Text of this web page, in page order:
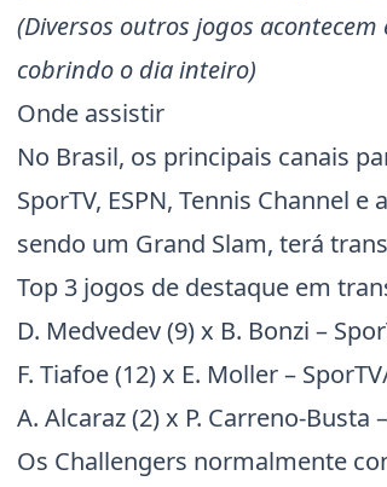
(Diversos outros jogos acontecem
cobrindo o dia inteiro)
Onde assistir
No Brasil, os principais canais
SporTV, ESPN, Tennis Channel
sendo um Grand Slam, terá
Top 3 jogos de destaque em
D. Medvedev(9) x B. Bonzi –
F. Tiafoe(12) x E. Moller –
A. Alcaraz (2) x P. Carreno-Busta
Os Challengers normalmente